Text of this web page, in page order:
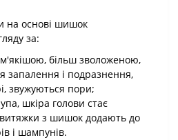
на основі шишок
за:
більш зволоженою,
запалення і подразнення,
звужуються пори;
шкіра голови стає
з шишок додають до
і шампунів.